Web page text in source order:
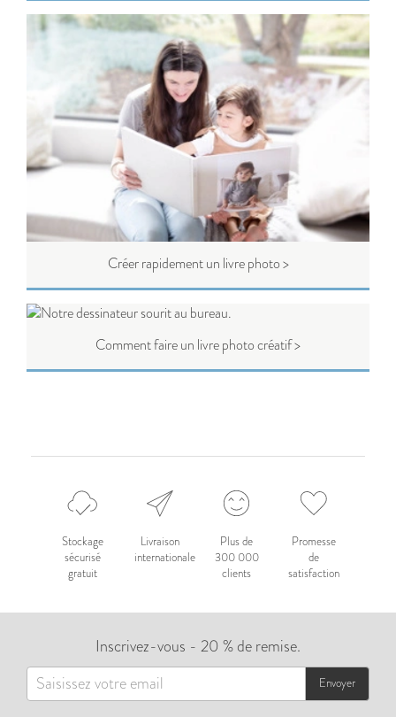
Créer rapidement un livre photo >
Comment faire un livre photo créatif >
Stockage
sécurisé
gratuit
Livraison
internationale
Plus de
300 000
clients
Promesse
de
satisfaction
Inscrivez-vous - 20 % de remise.
Envoyer